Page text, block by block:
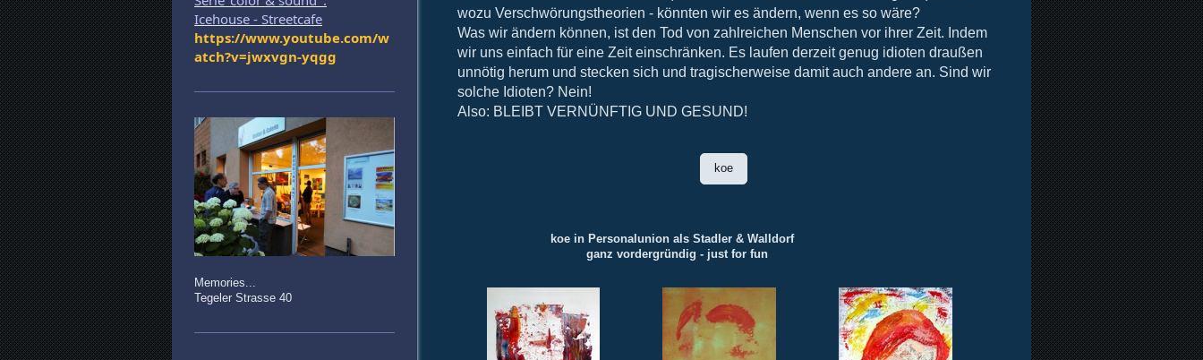
wozu Verschwörungstheorien - könnten wir es ändern, wenn es so wäre?
Was wir ändern können, ist den Tod von zahlreichen Menschen vor ihrer Zeit. Indem
wir uns einfach für eine Zeit einschränken. Es laufen derzeit genug idioten draußen
unnötig herum und stecken sich und tragischerweise damit auch andere an. Sind wir
solche Idioten? Nein!
Also: BLEIBT VERNÜNFTIG UND GESUND!
koe
koe in Personalunion als Stadler & Walldorf
ganz vordergründig - just for fun
Icehouse - Streetcafe
https://www.youtube.com/w
atch?v=jwxvgn-yqgg
Memories...
Tegeler Strasse 40